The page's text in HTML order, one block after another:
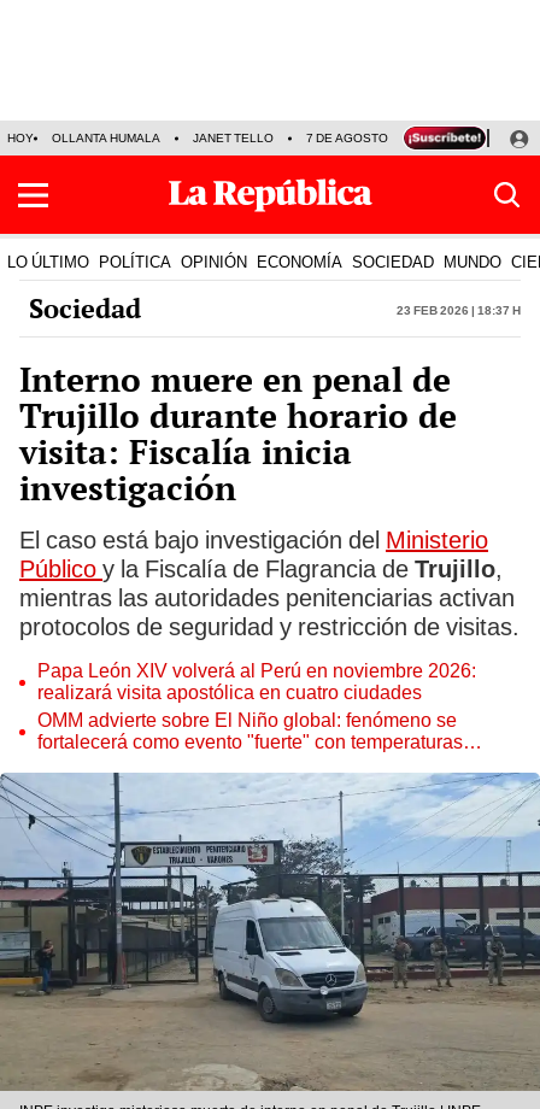
HOY OLLANTA HUMALA JANET TELLO 7 DE AGOSTO TINKA RESULTADOS
LO ÚLTIMO POLÍTICA OPINIÓN ECONOMÍA SOCIEDAD MUNDO
Sociedad 23 Feb 2026 | 18:37 h
Interno muere en penal de
Trujillo durante horario de
visita: Fiscalía inicia
investigación
El caso está bajo investigación del Ministerio
Público y la Fiscalía de Flagrancia de Trujillo,
mientras las autoridades penitenciarias activan
protocolos de seguridad y restricción de visitas.
Papa León XIV volverá al Perú en noviembre 2026:
realizará visita apostólica en cuatro ciudades
OMM advierte sobre El Niño global: fenómeno se
fortalecerá como evento "fuerte" con temperaturas